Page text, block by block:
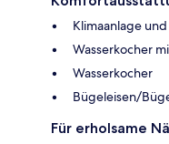
Klimaanlage
Wasserkocher
Wasserkocher
Bügeleisen/
Für erholsame